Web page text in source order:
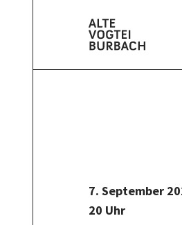
7. September
20 Uhr